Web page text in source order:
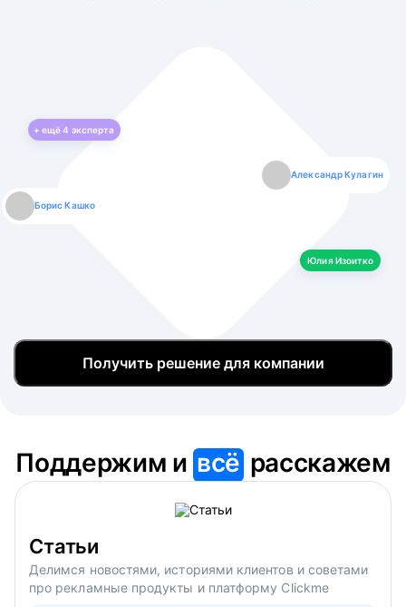
+ ещё4 эксперта
Борис Кашко
Александр Кулагин
Юлия Изоитко
Юлия Изоитко
Даниил Макаров
Александр Кулагин
Екатерина Лазаренко
Даниил Макаров
Борис Кашко
Екатерина Лазаренко
Юлия Изоитко
Получить решение для компании
Поддержим ивсё расскажем
Статьи
Делимся новостями, историями клиентов и советами
про рекламные продукты и платформу Clickme